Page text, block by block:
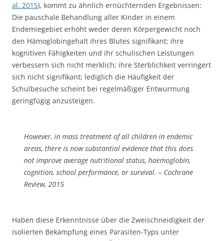
al. 2015), kommt zu ähnlich ernüchternden Ergebnissen:
Die pauschale Behandlung aller Kinder in einem
Endemiegebiet erhöht weder deren Körpergewicht noch
den Hämoglobingehalt ihres Blutes signifikant; ihre
kognitiven Fähigkeiten und ihr schulischen Leistungen
verbessern sich nicht merklich; ihre Sterblichkeit verringert
sich nicht signifikant; lediglich die Häufigkeit der
Schulbesuche scheint bei regelmäßiger Entwurmung
geringfügig anzusteigen.
However, in mass treatment of all children in endemic
areas, there is now substantial evidence that this does
not improve average nutritional status, haemoglobin,
cognition, school performance, or survival. – Cochrane
Review, 2015
Haben diese Erkenntnisse über die Zweischneidigkeit der
isolierten Bekämpfung eines Parasiten-Typs unter